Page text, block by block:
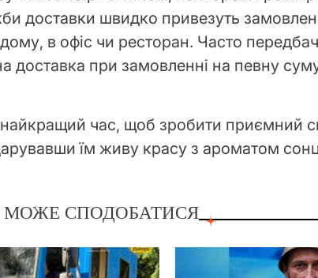
доставки швидко привезуть
в офіс чи ресторан. Часто
доставка при замовленні на певну
найкращий час, щоб зробити приємний
їм живу красу з ароматом
СПОДОБАТИСЯ